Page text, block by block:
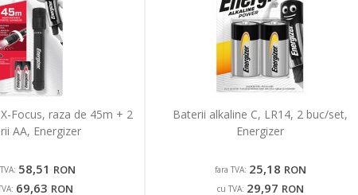
Focus, raza de 45m + 2
AA, Energizer
58,51 RON
69,63 RON
Baterii alkaline C, LR14, 2 buc/set,
Energizer
fara TVA: 25,18 RON
cu TVA: 29,97 RON